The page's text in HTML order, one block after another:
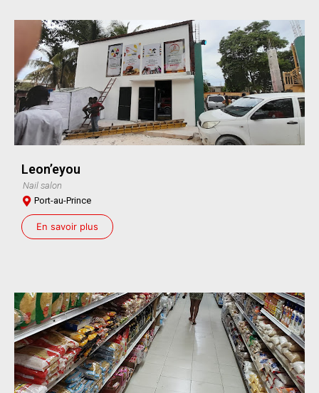
Leon’eyou
Nail salon
Port-au-Prince
En savoir plus